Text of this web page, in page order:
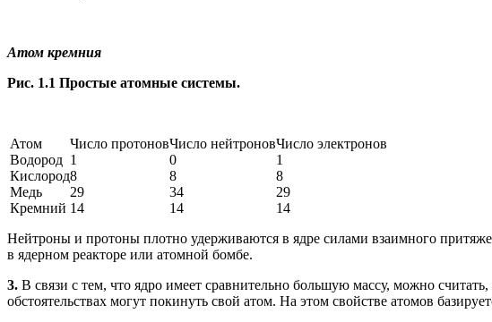
Атом кремния
Рис. 1.1 Простые атомные системы.
Атом Число протоновЧисло нейтроновЧисло электронов
Водород 1 0
1
Кислород8 8
8
Медь
29 34
29
Кремний 14 14
14
Нейтроны и протоны плотно удерживаются в ядре силами взаимного
в ядерном реакторе или атомной бомбе.
3. В связи с тем, что ядро имеет сравнительно большую массу, можно
обстоятельствах могут покинуть свой атом. На этом свойстве атомов